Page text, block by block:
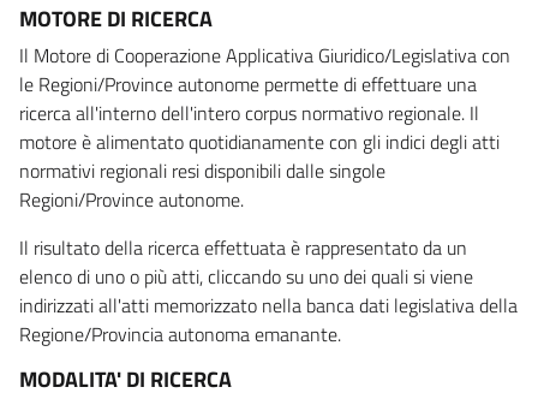
MOTORE DI RICERCA
Il Motore di Cooperazione Applicativa Giuridico/Legislativa con
le Regioni/Province autonome permette di effettuare una
ricerca all'interno dell'intero corpus normativo regionale. Il
motore è alimentato quotidianamente con gli indici degli atti
normativi regionali resi disponibili dalle singole
Regioni/Province autonome.
Il risultato della ricerca effettuata è rappresentato da un
elenco di uno o più atti, cliccando su uno dei quali si viene
indirizzati all'atti memorizzato nella banca dati legislativa della
Regione/Provincia autonoma emanante.
MODALITA' DI RICERCA